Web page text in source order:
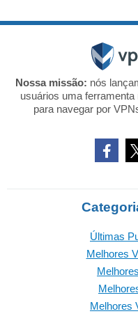
Nossa missão: nós
usuários uma
para navegar por
Últimas
Melhores
Melhores